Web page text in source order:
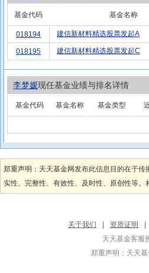
基金代码 基金名称
018194 建信新材料精选股票发起A
018195 建信新材料精选股票发起C
李梦媛现任基金业绩与排名详情
基金代码 基金名称 基金类型
郑重声明：天天基金网发布此信息目的在于
实性、完整性、有效性、及时性、原创性等
关于我们
资质证明
天天基金客服
郑重声明： 天天